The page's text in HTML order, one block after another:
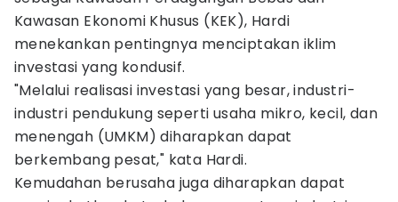
Kawasan Ekonomi Khusus (KEK), Hardi
menekankan pentingnya menciptakan iklim
investasi yang kondusif.
"Melalui realisasi investasi yang besar, industri-
industri pendukung seperti usaha mikro, kecil, dan
menengah (UMKM) diharapkan dapat
berkembang pesat," kata Hardi.
Kemudahan berusaha juga diharapkan dapat